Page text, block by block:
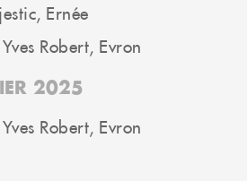
Ernée
Robert, Evron
2025
Robert, Evron